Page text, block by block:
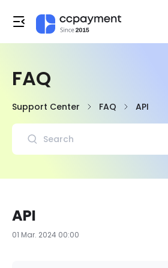
FAQ
Support Center FAQ API
API
01 Mar. 2024 00:00